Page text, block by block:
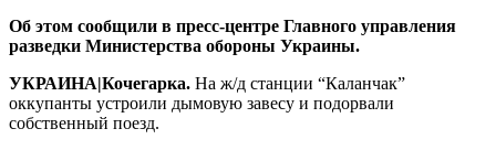
Об этом сообщили в пресс-центре Главного управления
разведки Министерства обороны Украины.
УКРАИНА|Кочегарка. На ж/д станции “Каланчак”
оккупанты устроили дымовую завесу и подорвали
собственный поезд.